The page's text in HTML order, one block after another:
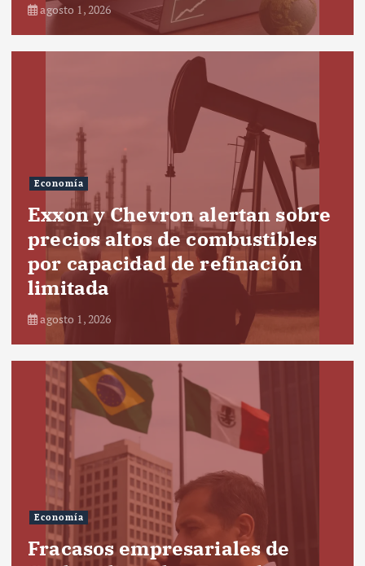
agosto 1, 2026
Economía
Exxon y Chevron alertan sobre
precios altos de combustibles
por capacidad de refinación
limitada
agosto 1, 2026
Economía
Fracasos empresariales de